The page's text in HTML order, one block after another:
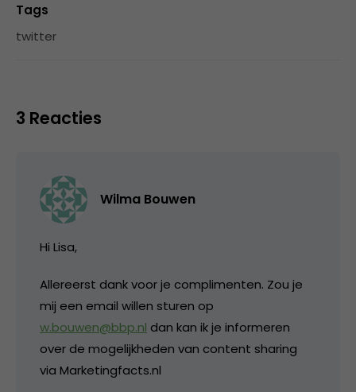
Tags
twitter
3 Reacties
Wilma Bouwen
Hi Lisa,
Allereerst dank voor je complimenten. Zou je
mij een email willen sturen op
w.bouwen@bbp.nl dan kan ik je informeren
over de mogelijkheden van content sharing
via Marketingfacts.nl